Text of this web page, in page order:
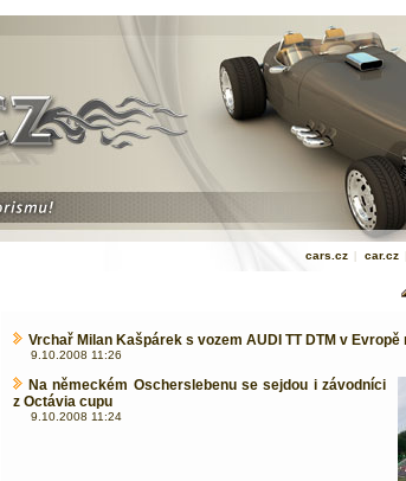
cars.cz | car.cz
Vrchař Milan Kašpárek s vozem AUDI TT DTM v Evropě
9.10.2008 11:26
Na německém Oscherslebenu se sejdou i závodníci
z Octávia cupu
9.10.2008 11:24